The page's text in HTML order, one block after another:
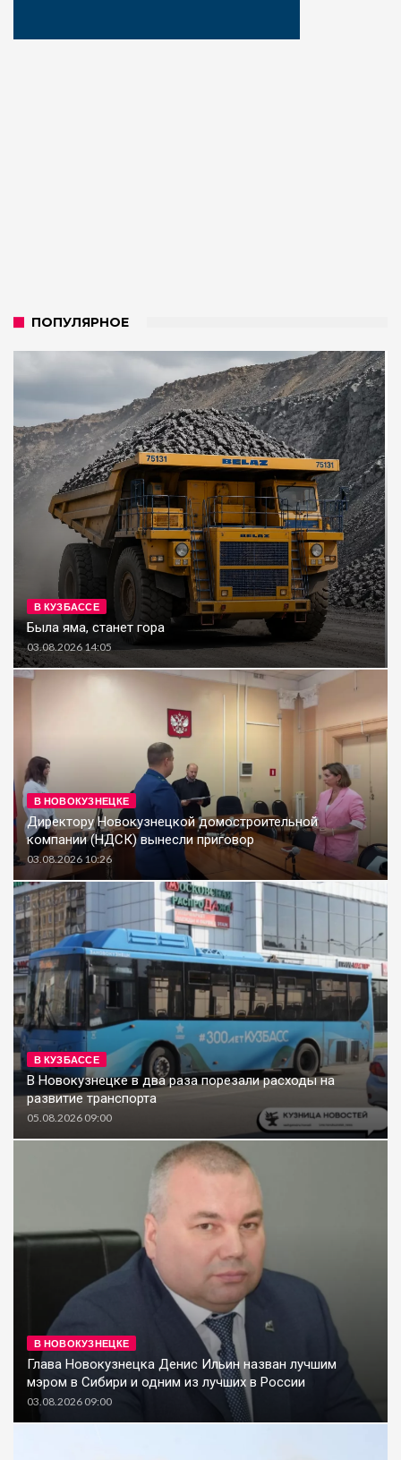
ПОПУЛЯРНОЕ
В КУЗБАССЕ
Была яма, станет гора
03.08.2026 14:05
В НОВОКУЗНЕЦКЕ
Директору Новокузнецкой домостроительной
компании (НДСК) вынесли приговор
03.08.2026 10:26
В КУЗБАССЕ
В Новокузнецке в два раза порезали расходы на
развитие транспорта
05.08.2026 09:00
В НОВОКУЗНЕЦКЕ
Глава Новокузнецка Денис Ильин назван лучшим
мэром в Сибири и одним из лучших в России
03.08.2026 09:00